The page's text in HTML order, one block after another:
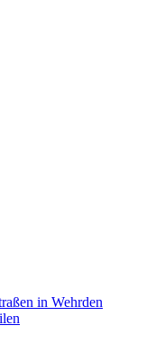
in Wehrden